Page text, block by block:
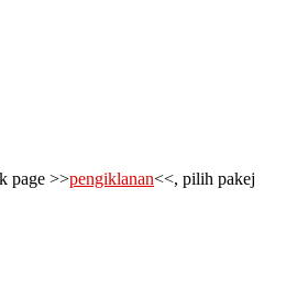
page >>pengiklanan<<, pilih pakej